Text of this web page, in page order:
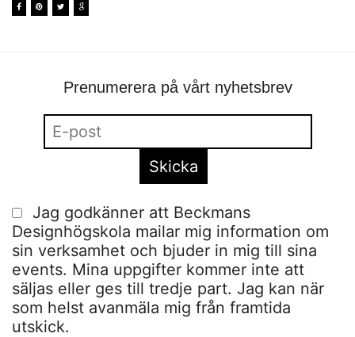
Prenumerera på vårt nyhetsbrev
Jag godkänner att Beckmans
Designhögskola mailar mig information om
sin verksamhet och bjuder in mig till sina
events. Mina uppgifter kommer inte att
säljas eller ges till tredje part. Jag kan när
som helst avanmäla mig från framtida
utskick.